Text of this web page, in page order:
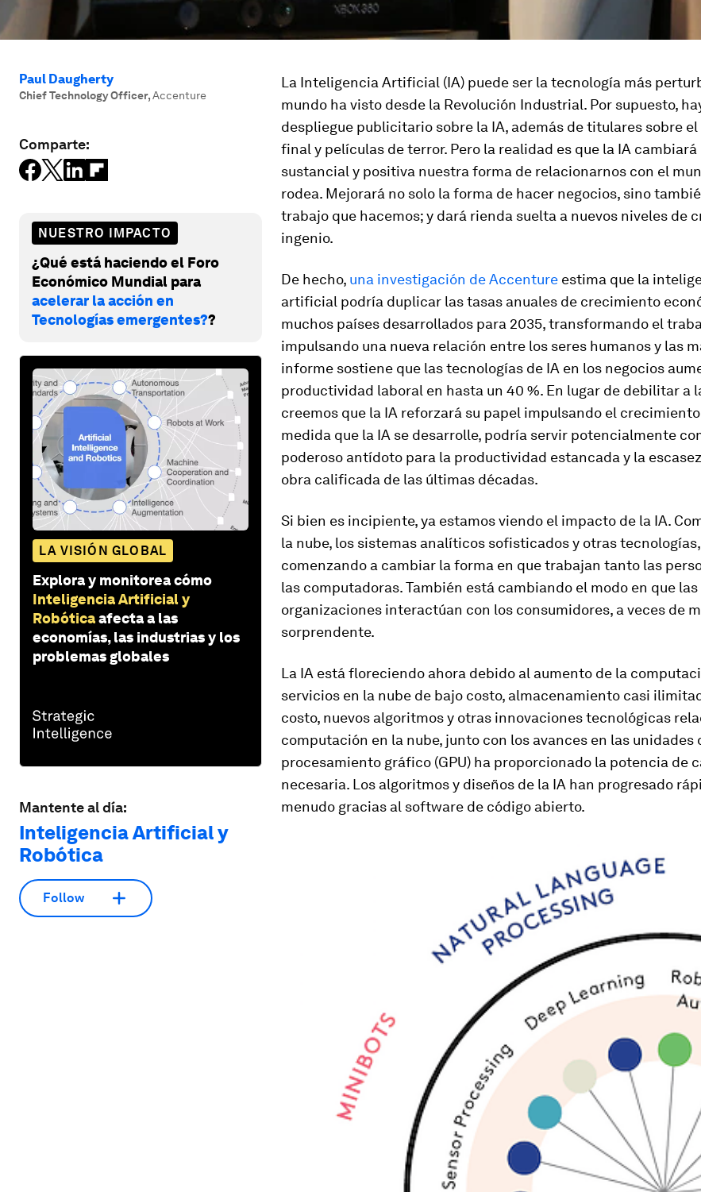
Paul Daugherty
Chief Technology Officer,Accenture
Comparte:
NUESTRO IMPACTO
¿Qué está haciendo el Foro
Económico Mundial para
acelerar la acción en
Tecnologías emergentes??
LA VISIÓN GLOBAL
Explora y monitorea cómo
Inteligencia Artificial y
Robóticaafecta a las
economías, las industrias y los
problemas globales
Mantente al día:
Inteligencia Artificial y
Robótica
Follow
La Inteligencia Artificial (IA) puede ser la tecnología más
mundo ha visto desde la Revolución Industrial. Por supuesto,
despliegue publicitario sobre la IA, además de titulares sobre
final y películas de terror. Pero la realidad es que la IA cambiará
sustancial y positiva nuestra forma de relacionarnos con el
rodea. Mejorará no solo la forma de hacer negocios, sino
trabajo que hacemos; y dará rienda suelta a nuevos niveles de
ingenio.
De hecho, una investigación de Accenture estima que la
artificial podría duplicar las tasas anuales de crecimiento
muchos países desarrollados para 2035, transformando el
impulsando una nueva relación entre los seres humanos y las
informe sostiene que las tecnologías de IA en los negocios
productividad laboral en hasta un 40 %. En lugar de debilitar a
creemos que la IA reforzará su papel impulsando el
medida que la IA se desarrolle, podría servir potencialmente
poderoso antídoto para la productividad estancada y la
obra calificada de las últimas décadas.
Si bien es incipiente, ya estamos viendo el impacto de la IA.
la nube, los sistemas analíticos sofisticados y otras
comenzando a cambiar la forma en que trabajan tanto las
las computadoras. También está cambiando el modo en que las
organizaciones interactúan con los consumidores, a veces de
sorprendente.
La IA está floreciendo ahora debido al aumento de la
servicios en la nube de bajo costo, almacenamiento casi
costo, nuevos algoritmos y otras innovaciones tecnológicas
computación en la nube, junto con los avances en las unidades
procesamiento gráfico (GPU) ha proporcionado la potencia de
necesaria. Los algoritmos y diseños de la IA han progresado
menudo gracias al software de código abierto.